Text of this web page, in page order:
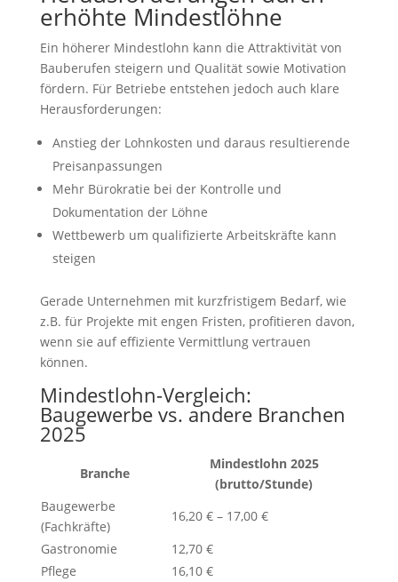
erhöhte Mindestlöhne
Ein höherer Mindestlohn kann die Attraktivität von
Bauberufen steigern und Qualität sowie Motivation
fördern. Für Betriebe entstehen jedoch auch klare
Herausforderungen:
Anstieg der Lohnkosten und daraus resultierende
Preisanpassungen
Mehr Bürokratie bei der Kontrolle und
Dokumentation der Löhne
Wettbewerb um qualifizierte Arbeitskräfte kann
steigen
Gerade Unternehmen mit kurzfristigem Bedarf, wie
z.B. für Projekte mit engen Fristen, profitieren davon,
wenn sie auf effiziente Vermittlung vertrauen
können.
Mindestlohn-Vergleich:
Baugewerbe vs. andere Branchen
2025
Branche
Mindestlohn 2025
(brutto/Stunde)
Baugewerbe
(Fachkräfte)
16,20 € – 17,00 €
Gastronomie
12,70 €
Pflege
16,10 €